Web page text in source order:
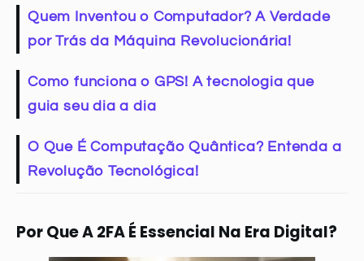
Quem Inventou o Computador? A Verdade
por Trás da Máquina Revolucionária!
Como funciona o GPS! A tecnologia que
guia seu dia a dia
O Que É Computação Quântica? Entenda a
Revolução Tecnológica!
Por Que A 2FA É Essencial Na Era Digital?